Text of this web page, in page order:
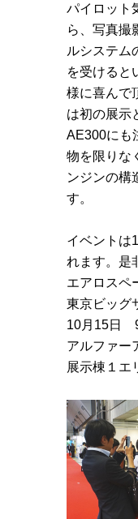
パイロット
ら、写真撮
ルシステム
を受けると
様に喜んで
は初の展示
AE300にも
物を限りな
ンジンの構
す。
イベントは
れます。是
エアロスペ
東京ビッグ
10月15日
アルファー
展示棟１エ